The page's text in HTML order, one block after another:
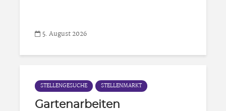
5. August 2026
STELLENGESUCHE STELLENMARKT
Gartenarbeiten